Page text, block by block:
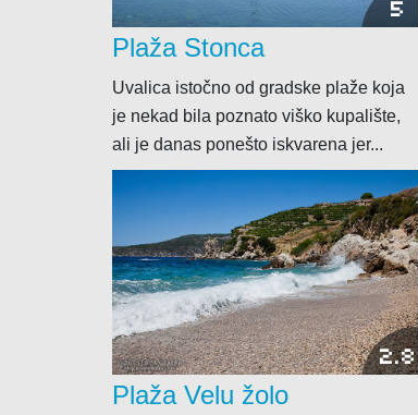
5
Plaža Stonca
Uvalica istočno od gradske plaže koja
je nekad bila poznato viško kupalište,
ali je danas ponešto iskvarena jer...
2.8
Plaža Velu žolo